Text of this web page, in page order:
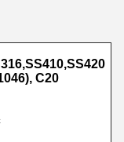
C20